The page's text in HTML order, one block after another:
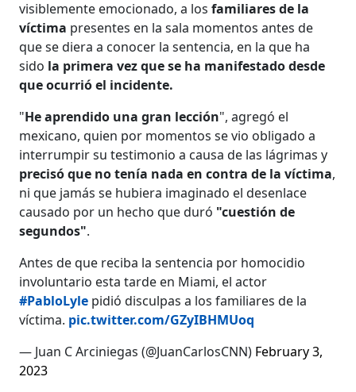
visiblemente emocionado, a losfamiliares de la
víctima presentes en la sala momentos antes de
que se diera a conocer la sentencia, en la que ha
sido la primera vez que se ha manifestado desde
que ocurrió el incidente.
"He aprendido una gran lección", agregó el
mexicano, quien por momentos se vio obligado a
interrumpir su testimonio a causa de las lágrimas y
precisó que no tenía nada en contra de la víctima,
ni que jamás se hubiera imaginado el desenlace
causado por un hecho que duró "cuestión de
segundos".
Antes de que reciba la sentencia por homocidio
involuntario esta tarde en Miami, el actor
#PabloLyle pidió disculpas a los familiares de la
víctima. pic.twitter.com/GZyIBHMUoq
— Juan C Arciniegas (@JuanCarlosCNN) February 3,
2023